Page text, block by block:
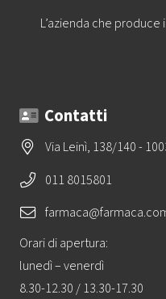
L’azienda che
Contatti
Via Leinì, 138/140 -
011 8015801
Orari di apertura:
lunedì – venerdì
8.30-12.30 / 13.30-17.30